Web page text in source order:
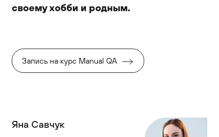
своему хобби и родным.
Запись на курс Manual QA
Яна Савчук